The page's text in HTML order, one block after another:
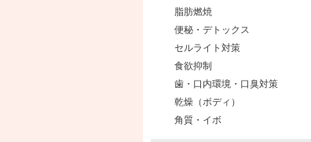
脂肪燃焼
便秘・デトックス
セルライト対策
食欲抑制
歯・口内環境・口臭対策
乾燥（ボディ）
角質・イボ